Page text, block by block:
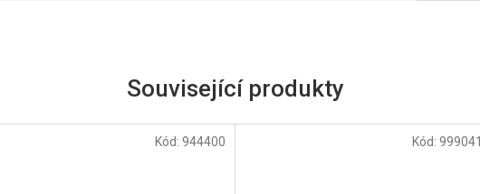
Související produkty
Kód: 944400 Kód: 999041